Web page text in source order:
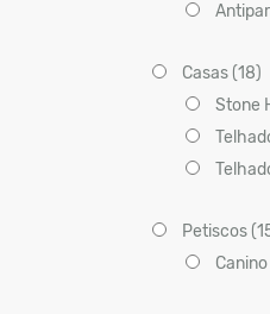
Casas (18)
Stone
Petiscos
Canino